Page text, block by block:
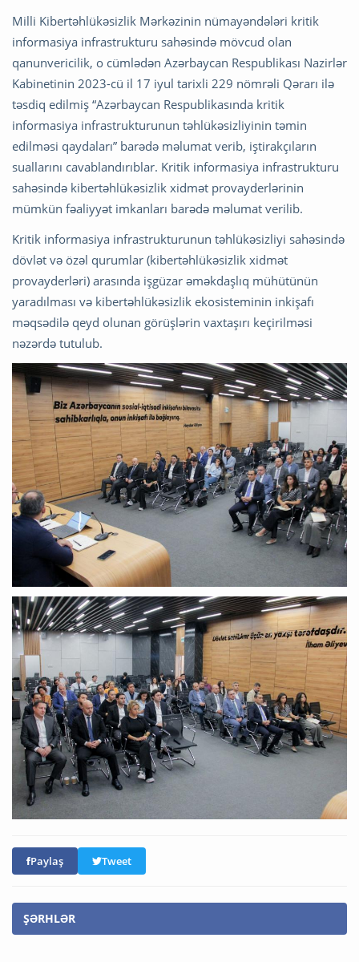
Milli Kibertəhlükəsizlik Mərkəzinin nümayəndələri kritik
informasiya infrastrukturu sahəsində mövcud olan
qanunvericilik, o cümlədən Azərbaycan Respublikası Nazirlər
Kabinetinin 2023-cü il 17 iyul tarixli 229 nömrəli Qərarı ilə
təsdiq edilmiş “Azərbaycan Respublikasında kritik
informasiya infrastrukturunun təhlükəsizliyinin təmin
edilməsi qaydaları” barədə məlumat verib, iştirakçıların
suallarını cavablandırıblar. Kritik informasiya infrastrukturu
sahəsində kibertəhlükəsizlik xidmət provayderlərinin
mümkün fəaliyyət imkanları barədə məlumat verilib.
Kritik informasiya infrastrukturunun təhlükəsizliyi sahəsində
dövlət və özəl qurumlar (kibertəhlükəsizlik xidmət
provayderləri) arasında işgüzar əməkdaşlıq mühütünün
yaradılması və kibertəhlükəsizlik ekosisteminin inkişafı
məqsədilə qeyd olunan görüşlərin vaxtaşırı keçirilməsi
nəzərdə tutulub.
Paylaş Tweet
ŞƏRHLƏR